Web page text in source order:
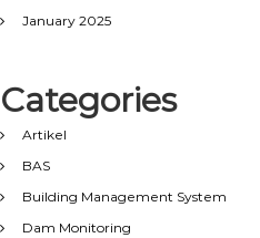
January 2025
Categories
Artikel
BAS
Building Management System
Dam Monitoring